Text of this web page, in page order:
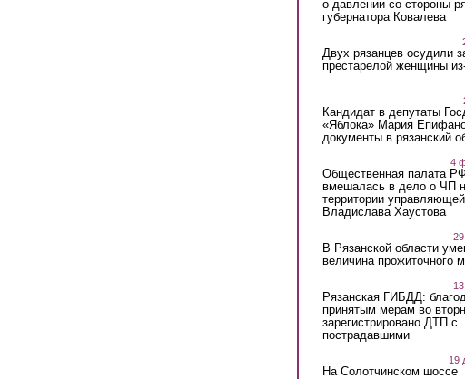
о давлении со стороны
губернатора Ковалева
Двух рязанцев осудили
престарелой женщины
Кандидат в депутаты
«Яблока» Мария
документы в рязанский
4
Общественная палата
вмешалась в дело о ЧП
территории
Владислава Хаустова
В Рязанской области
величина прожиточного
Рязанская ГИБДД:
принятым мерам во
зарегистрировано ДТП с
пострадавшими
19
На Солотчинском шоссе